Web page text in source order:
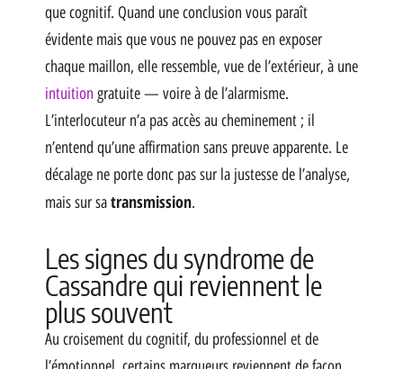
que cognitif. Quand une conclusion vous paraît
évidente mais que vous ne pouvez pas en exposer
chaque maillon, elle ressemble, vue de l’extérieur, à une
intuition gratuite — voire à de l’alarmisme.
L’interlocuteur n’a pas accès au cheminement ; il
n’entend qu’une affirmation sans preuve apparente. Le
décalage ne porte donc pas sur la justesse de l’analyse,
mais sur satransmission.
Les signes du syndrome de
Cassandre qui reviennent le
plus souvent
Au croisement du cognitif, du professionnel et de